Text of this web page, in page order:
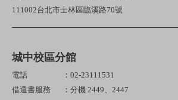
111002台北市士林區臨溪路70號
城中校區分館
電話
：02-23111531
借還書服務
：分機 2449、2447